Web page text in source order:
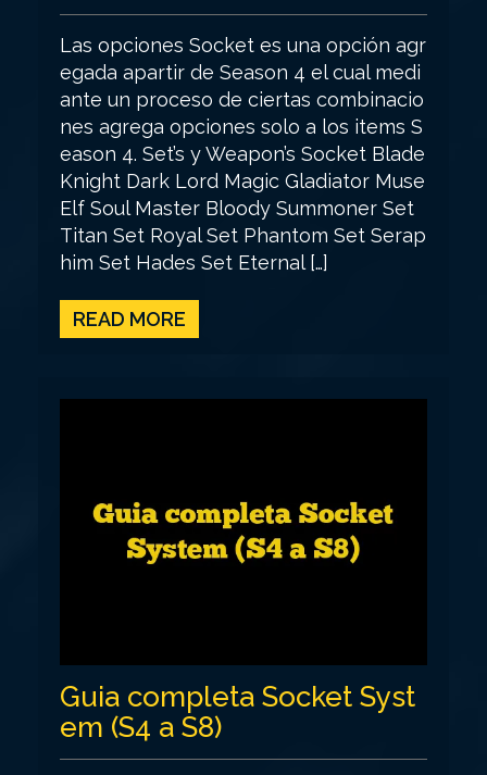
Las opciones Socket es una opción agr
egada apartir de Season 4 el cual medi
ante un proceso de ciertas combinacio
nes agrega opciones solo a los items S
eason 4. Set’s y Weapon’s Socket Blade
Knight Dark Lord Magic Gladiator Muse
Elf Soul Master Bloody Summoner Set
Titan Set Royal Set Phantom Set Serap
him Set Hades Set Eternal […]
READ MORE
Guia completa Socket Syst
em (S4 a S8)